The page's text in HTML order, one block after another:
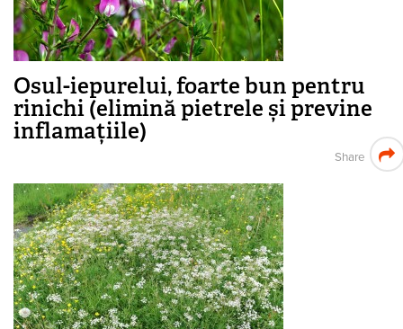
Osul-iepurelui, foarte bun pentru
rinichi (elimină pietrele și previne
inflamațiile)
Share